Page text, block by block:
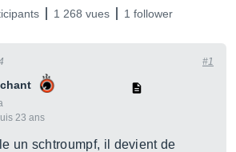
1 268 vues 1 follower
23 ans
#1
un schtroumpf, il devient de